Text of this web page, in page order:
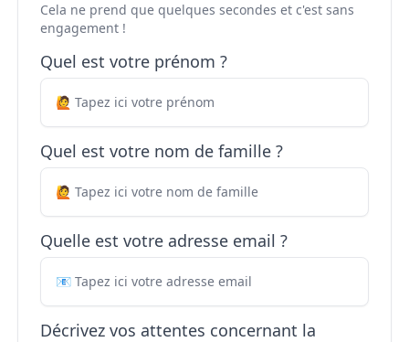
Cela ne prend que quelques secondes et c'est sans
engagement !
Quel est votre prénom ?
Quel est votre nom de famille ?
Quelle est votre adresse email ?
Décrivez vos attentes concernant la